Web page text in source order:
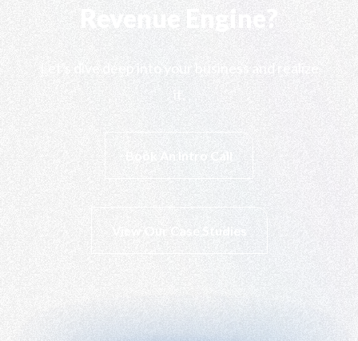
it.
Book An Intro Call
View Our Case Studies